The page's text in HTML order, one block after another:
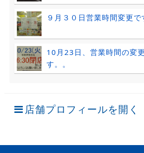
９月３０日営業時間変更で
10月23日、営業時間の変
す。。
店舗プロフィールを開く